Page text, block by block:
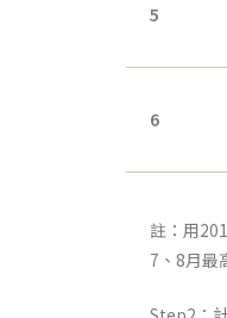
5
6
註：用
7、8月最